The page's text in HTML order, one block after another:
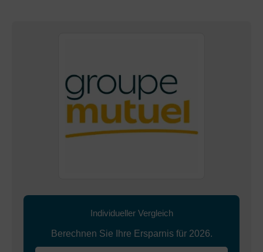
Individueller Vergleich
Berechnen Sie Ihre Ersparnis für 2026.